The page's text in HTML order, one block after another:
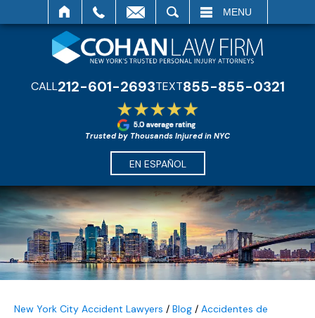
MENU
CALL212-601-2693TEXT855-855-0321
Trusted by Thousands Injured in NYC
EN ESPAÑOL
New York City Accident Lawyers / Blog / Accidentes de